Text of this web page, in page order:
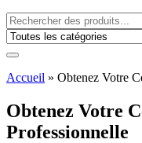
Accueil » Obtenez Votre
Obtenez Votre
Professionnelle